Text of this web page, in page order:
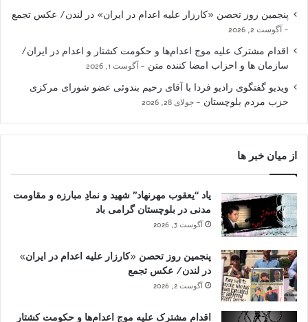
پنجمین روز تحصن «کارزار علیه اعدام در ایران» در لندن/ عکس تجمع
آگوست 2, 2026
اقدام مشترک علیه موج اعدام‌ها و حکومت کشتار و اعدام در ایران/
سازمان ها و احزاب امضا کننده متن
آگوست 1, 2026
ویدیو گفتگوی رادیو فردا با آقای رحیم بندوئی عضو شورای مرکزی
حزب مردم بلوچستان
جولای 28, 2026
از میان خبر ها
یاد “یعقوب مهرنهاد” شهید و نمادِ مبارزه و مقاومت
مدنی در بلوچستان گرامی باد
آگوست 3, 2026
پنجمین روز تحصن «کارزار علیه اعدام در ایران»
در لندن/ عکس تجمع
آگوست 2, 2026
اقدام مشترک علیه موج اعدام‌ها و حکومت کشتار